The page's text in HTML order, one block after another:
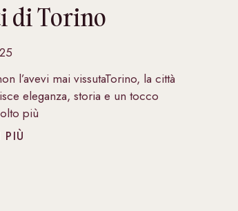
di Torino
l’avevi mai vissutaTorino, la città
eleganza, storia e un tocco
più
PIÙ